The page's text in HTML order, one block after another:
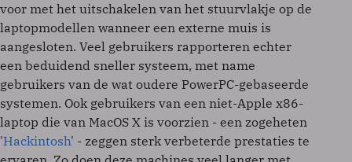
voor met het uitschakelen van het stuurvlakje op de
laptopmodellen wanneer een externe muis is
aangesloten. Veel gebruikers rapporteren echter
een beduidend sneller systeem, met name
gebruikers van de wat oudere PowerPC-gebaseerde
systemen. Ook gebruikers van een niet-Apple x86-
laptop die van MacOS X is voorzien - een zogeheten
'Hackintosh' - zeggen sterk verbeterde prestaties te